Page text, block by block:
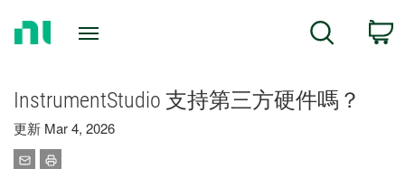
Search
InstrumentStudio 支持第三方硬件嗎？
更新 Mar 4, 2026